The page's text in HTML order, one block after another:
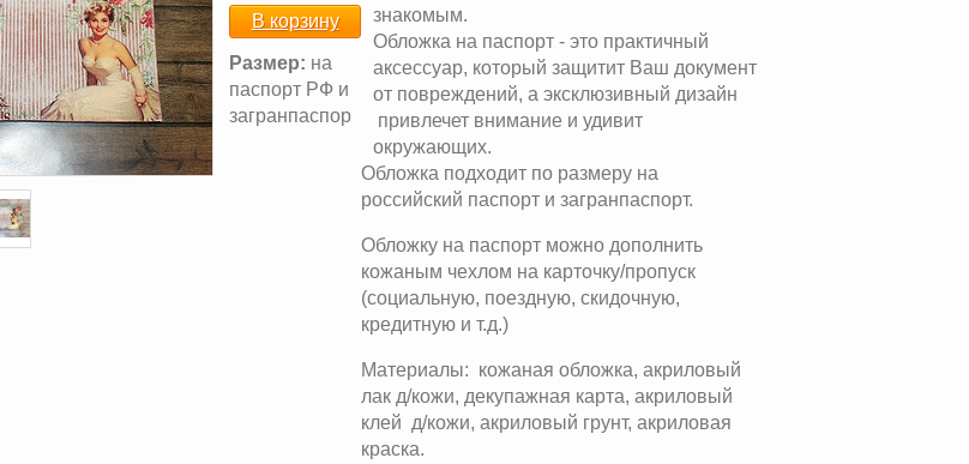
В корзину
Размер: на
паспорт РФ и
загранпаспор
знакомым.
Обложка на паспорт - это практичный
аксессуар, который защитит Ваш документ
от повреждений, а эксклюзивный дизайн
привлечет внимание и удивит
окружающих.
Обложка подходит по размеру на
российский паспорт и загранпаспорт.
Обложку на паспорт можно дополнить
кожаным чехлом на карточку/пропуск
(социальную, поездную, скидочную,
кредитную и т.д.)
Материалы: кожаная обложка, акриловый
лак д/кожи, декупажная карта, акриловый
клей д/кожи, акриловый грунт, акриловая
краска.